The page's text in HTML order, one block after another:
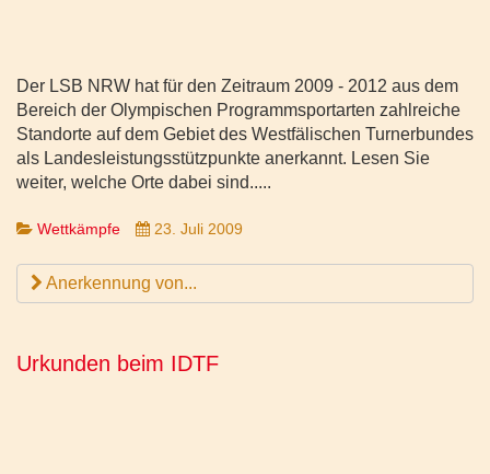
Der LSB NRW hat für den Zeitraum 2009 - 2012 aus dem
Bereich der Olympischen Programmsportarten zahlreiche
Standorte auf dem Gebiet des Westfälischen Turnerbundes
als Landesleistungsstützpunkte anerkannt. Lesen Sie
weiter, welche Orte dabei sind.....
Wettkämpfe 23. Juli 2009
Anerkennung von...
Urkunden beim IDTF